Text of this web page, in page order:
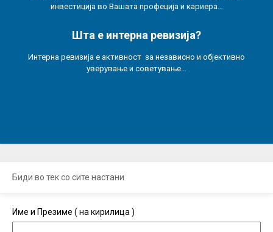
инвестиција во Вашата профеција и кариера…
Шта е интерна ревизија?
Интерна ревизија е активност за независно и објективно
уверување и советување…
Биди во тек со сите настани
Име и Презиме ( на кирилица )